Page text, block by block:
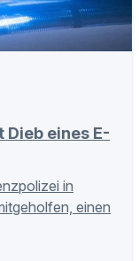
eines E-
in
einen